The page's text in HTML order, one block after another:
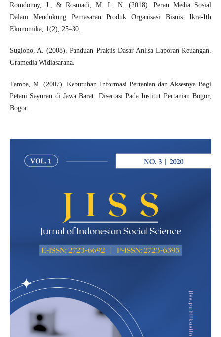
Romdonny, J., & Rosmadi, M. L. N. (2018). Peran Media Sosial
Dalam Mendukung Pemasaran Produk Organisasi Bisnis. Ikra-Ith
Ekonomika, 1(2), 25–30.
Sugiono, A. (2008). Panduan Praktis Dasar Anlisa Laporan Keuangan.
Gramedia Widiasarana.
Tamba, M. (2007). Kebutuhan Informasi Pertanian dan Aksesnya Bagi
Petani Sayuran di Jawa Barat. Disertasi Pada Institut Pertanian Bogor,
Bogor.